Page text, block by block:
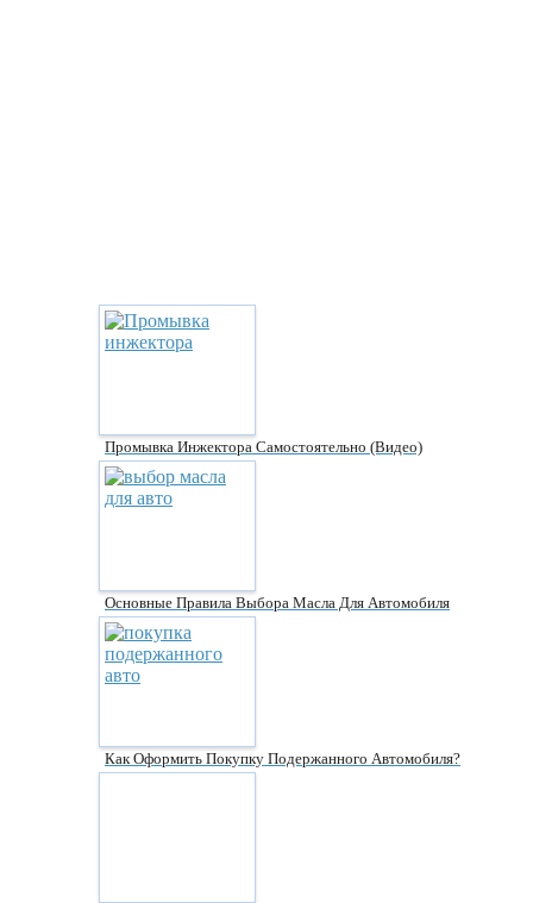
Промывка Инжектора Самостоятельно (видео)
Основные Правила Выбора Масла Для Автомобиля
Как Оформить Покупку Подержанного Автомобиля?